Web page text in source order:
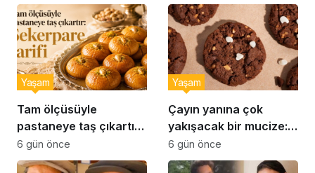
Tam ölçüsüyle
pastaneye taş çıkartır:
Şekerpare tarifi
Yaşam
6 gün önce
Çayın yanına çok
yakışacak bir mucize:
Brownie tadında ıslak
kurabiye tarifi…
Yaşam
6 gün önce